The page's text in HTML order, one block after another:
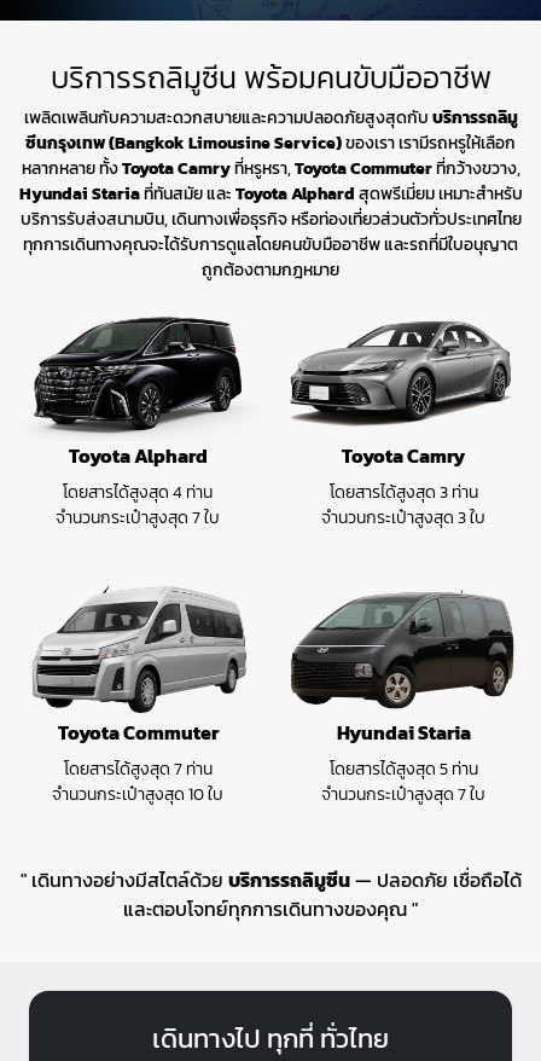
บริการรถลิมูซีน พร้อมคนขับมืออาชีพ
เพลิดเพลินกับความสะดวกสบายและความปลอดภัยสูงสุดกับบริการรถลิมู
ซีนกรุงเทพ (Bangkok Limousine Service)ของเรา เรามีรถหรูให้เลือก
หลากหลาย ทั้งToyota Camryที่หรูหรา,Toyota Commuterที่กว้างขวาง,
Hyundai Stariaที่ทันสมัย และToyota Alphardสุดพรีเมี่ยม เหมาะสำหรับ
บริการรับส่งสนามบิน, เดินทางเพื่อธุรกิจ หรือท่องเที่ยวส่วนตัวทั่วประเทศไทย
ทุกการเดินทางคุณจะได้รับการดูแลโดยคนขับมืออาชีพ และรถที่มีใบอนุญาต
ถูกต้องตามกฎหมาย
Toyota Alphard
โดยสารได้สูงสุด 4 ท่าน
จำนวนกระเป๋าสูงสุด 7 ใบ
Toyota Camry
โดยสารได้สูงสุด 3 ท่าน
จำนวนกระเป๋าสูงสุด 3 ใบ
Toyota Commuter
โดยสารได้สูงสุด 7 ท่าน
จำนวนกระเป๋าสูงสุด 10 ใบ
Hyundai Staria
โดยสารได้สูงสุด 5 ท่าน
จำนวนกระเป๋าสูงสุด 7 ใบ
" เดินทางอย่างมีสไตล์ด้วย บริการรถลิมูซีน— ปลอดภัย เชื่อถือได้
และตอบโจทย์ทุกการเดินทางของคุณ "
เดินทางไป ทุกที่ ทั่วไทย